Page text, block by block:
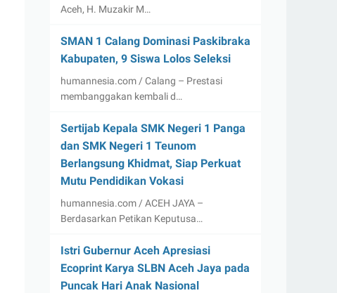
Aceh, H. Muzakir M…
SMAN 1 Calang Dominasi Paskibraka
Kabupaten, 9 Siswa Lolos Seleksi
humannesia.com / Calang – Prestasi
membanggakan kembali d…
Sertijab Kepala SMK Negeri 1 Panga
dan SMK Negeri 1 Teunom
Berlangsung Khidmat, Siap Perkuat
Mutu Pendidikan Vokasi
humannesia.com / ACEH JAYA –
Berdasarkan Petikan Keputusa…
Istri Gubernur Aceh Apresiasi
Ecoprint Karya SLBN Aceh Jaya pada
Puncak Hari Anak Nasional